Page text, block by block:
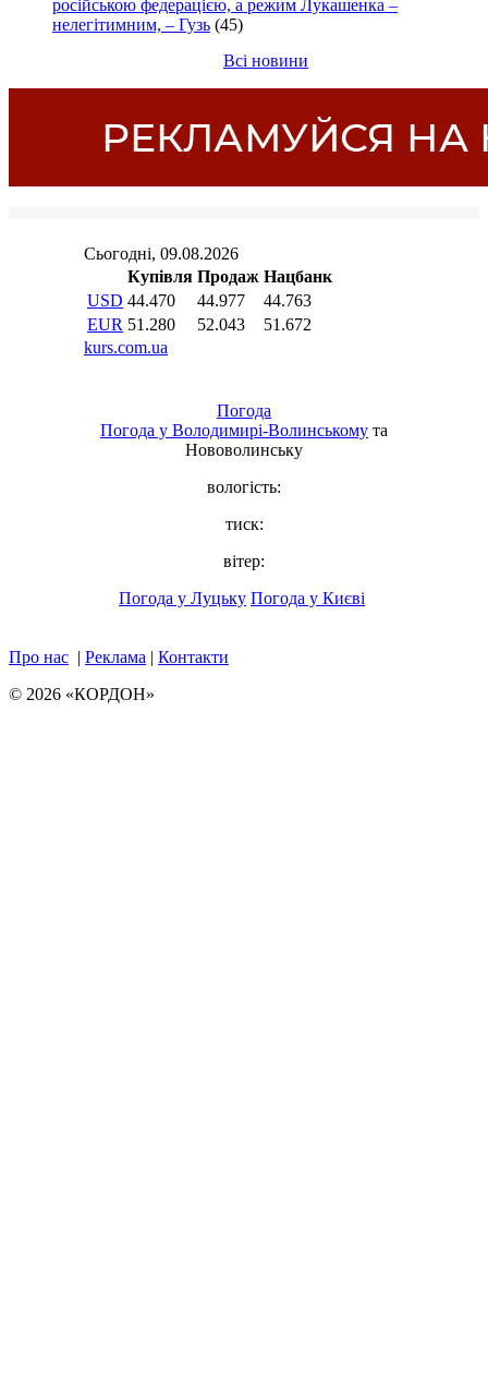
російською федерацією, а режим Лукашенка –
нелегітимним, – Гузь (45)
Всі новини
Погода
Погода у Володимирі-Волинському та
Нововолинську
вологість:
тиск:
вітер:
Погода у Луцьку Погода у Києві
Про нас | Реклама | Контакти
© 2026 «КОРДОН»